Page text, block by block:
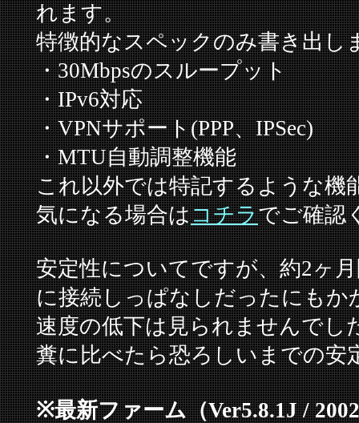
れます。
特徴的なスペックのみ書き出し
・30Mbpsのスループット
・IPv6対応
・VPNサポート(PPP、IPSec)
・MTU自動調整機能
これ以外では特記するような機
気になる場合はコチラでご確認
安定性についてですが、約2ヶ
に接続しっぱなしだったにもか
速度の低下は見られませんでし
糞に比べたら恐ろしいまでの安
※最新ファーム（Ver5.8.1J /